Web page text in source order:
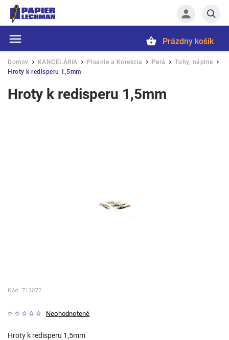
Hľadať
Prázdny košík
Domov / KANCELÁRIA / Písanie a Korekcia / Perá / Tuhy, náplne /
Hroty k redisperu 1,5mm
Hroty k redisperu 1,5mm
Kód: 713072
Neohodnotené
Hroty k redisperu 1,5mm